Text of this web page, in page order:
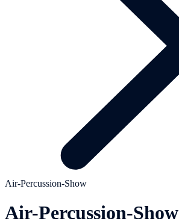
Air-Percussion-Show
Air-Percussion-Show